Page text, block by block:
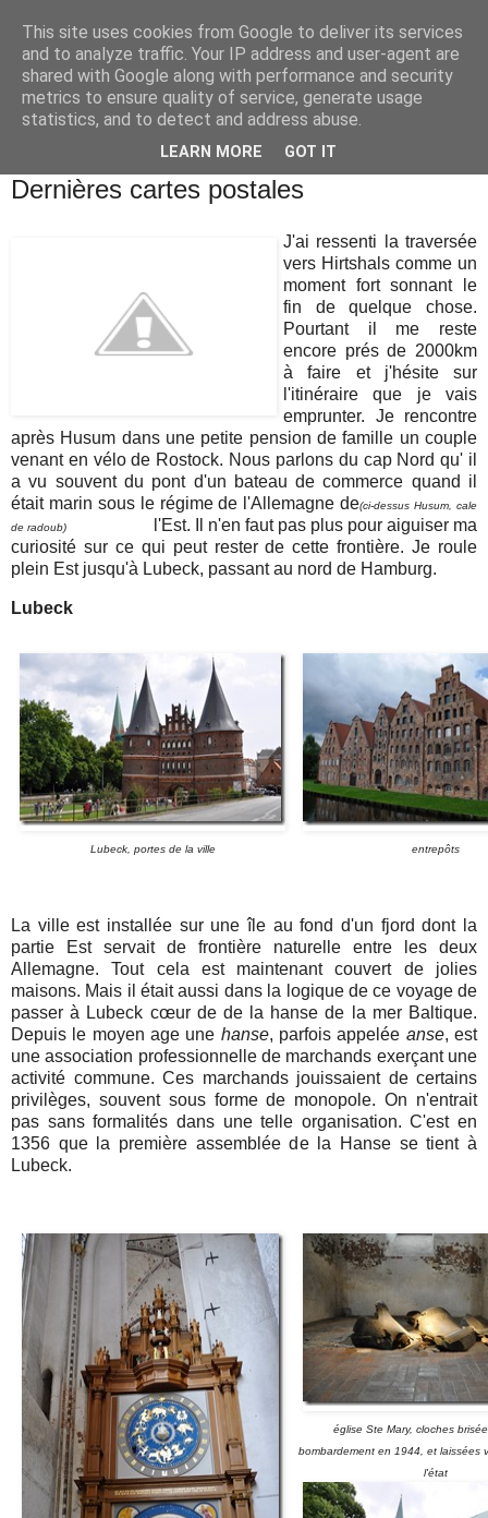
Mourmansk Cap Nord -
Routes et Cultures
Dernières cartes postales
J'ai ressenti la traversée
vers Hirtshals comme un
moment fort sonnant le
fin de quelque chose.
Pourtant il me reste
encore prés de 2000km
à faire et j'hésite sur
l'itinéraire que je vais
emprunter. Je rencontre
après Husum dans une petite pension de famille un couple
venant en vélo de Rostock. Nous parlons du cap Nord qu' il
a vu souvent du pont d'un bateau de commerce quand il
était marin sous le régime de l'Allemagne de(ci-dessus Husum, cale
de radoub)
l'Est. Il n'en faut pas plus pour aiguiser ma
curiosité sur ce qui peut rester de cette frontière. Je roule
plein Est jusqu'à Lubeck, passant au nord de Hamburg.
Lubeck
Lubeck, portes de la ville entrepôts
La ville est installée sur une île au fond d'un fjord dont la
partie Est servait de frontière naturelle entre les deux
Allemagne. Tout cela est maintenant couvert de jolies
maisons. Mais il était aussi dans la logique de ce voyage de
passer à Lubeck cœur de de la hanse de la mer Baltique.
Depuis le moyen age une hanse, parfois appelée anse, est
une association professionnelle de marchands exerçant une
activité commune. Ces marchands jouissaient de certains
privilèges, souvent sous forme de monopole. On n'entrait
pas sans formalités dans une telle organisation. C'est en
1356 que la première assemblée de la Hanse se tient à
Lubeck.
église Ste Mary, cloches
bombardement en 1944, et laissées
l'état
This site uses cookies from Google to deliver its services
and to analyze traffic. Your IP address and user-agent are
shared with Google along with performance and security
metrics to ensure quality of service, generate usage
statistics, and to detect and address abuse.
LEARN MORE GOT IT